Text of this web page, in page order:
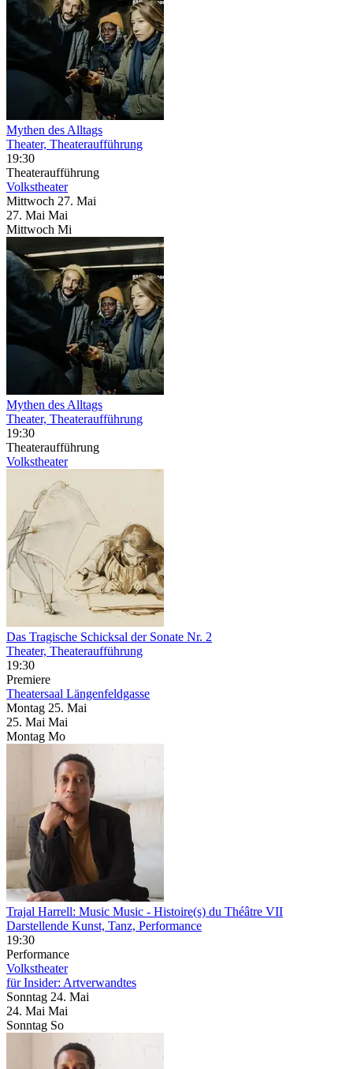
Mythen des Alltags
Theater, Theateraufführung
19:30
Theateraufführung
Volkstheater
Mittwoch 27. Mai
27. Mai Mai
Mittwoch Mi
Mythen des Alltags
Theater, Theateraufführung
19:30
Theateraufführung
Volkstheater
Das Tragische Schicksal der Sonate Nr. 2
Theater, Theateraufführung
19:30
Premiere
Theatersaal Längenfeldgasse
Montag 25. Mai
25. Mai Mai
Montag Mo
Trajal Harrell: Music Music - Histoire(s) du Théâtre VII
Darstellende Kunst, Tanz, Performance
19:30
Performance
Volkstheater
für Insider: Artverwandtes
Sonntag 24. Mai
24. Mai Mai
Sonntag So